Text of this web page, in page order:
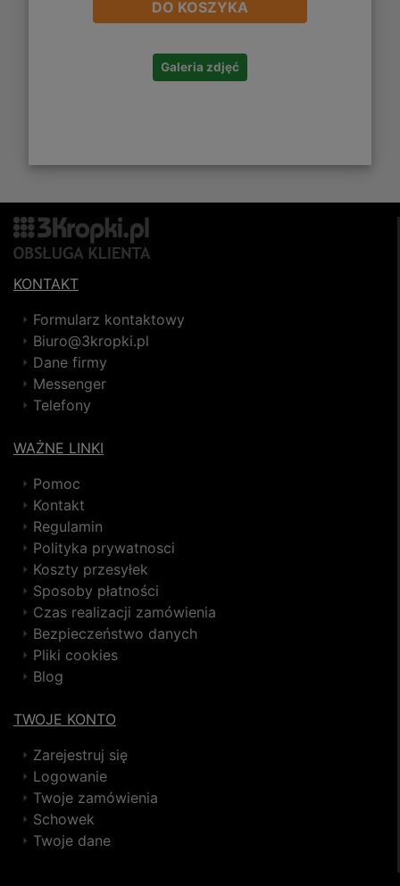
DO KOSZYKA
Galeria zdjęć
KONTAKT
Formularz kontaktowy
Biuro@3kropki.pl
Dane firmy
Messenger
Telefony
WAŻNE LINKI
Pomoc
Kontakt
Regulamin
Polityka prywatnosci
Koszty przesyłek
Sposoby płatności
Czas realizacji zamówienia
Bezpieczeństwo danych
Pliki cookies
Blog
TWOJE KONTO
Zarejestruj się
Logowanie
Twoje zamówienia
Schowek
Twoje dane